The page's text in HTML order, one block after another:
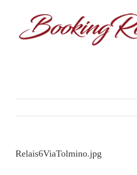
Relais6ViaTolmino.jpg